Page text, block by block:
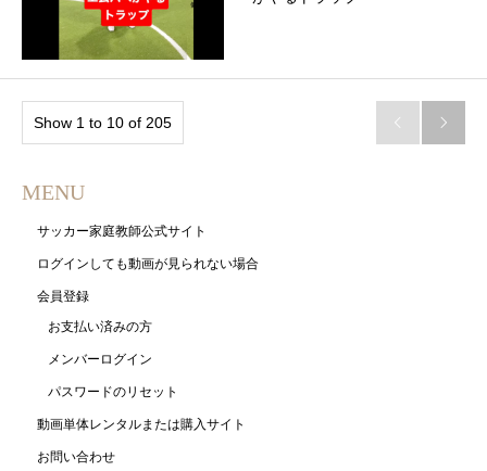
Show 1 to 10 of 205  
MENU
サッカー家庭教師公式サイト
ログインしても動画が見られない場合
会員登録
お支払い済みの方
メンバーログイン
パスワードのリセット
動画単体レンタルまたは購入サイト
お問い合わせ